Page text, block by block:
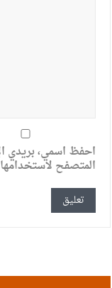
احفظ اسمي، بريدي
المتصفح